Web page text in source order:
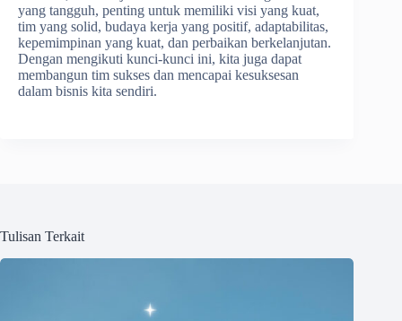
yang tangguh, penting untuk memiliki visi yang kuat,
tim yang solid, budaya kerja yang positif, adaptabilitas,
kepemimpinan yang kuat, dan perbaikan berkelanjutan.
Dengan mengikuti kunci-kunci ini, kita juga dapat
membangun tim sukses dan mencapai kesuksesan
dalam bisnis kita sendiri.
Tulisan Terkait